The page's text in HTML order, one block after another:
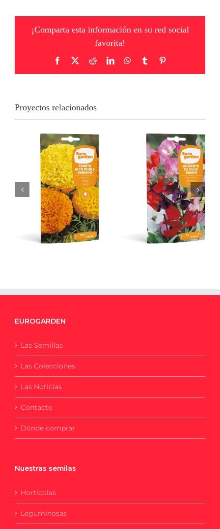
¡Comparta esta información en su red social
favorita!
Facebook RedditLinkedInWhatsApp
Tumblr
Proyectos relacionados
Tagete Alto Doble
Variado – 3 g
Guisante de Olor
Enano
EUROGARDEN
Las Semillas
Las Colecciones
Las Noticias
Contacto
Dónde comprar
Nuestras semilas
Hortícolas
Leguminosas